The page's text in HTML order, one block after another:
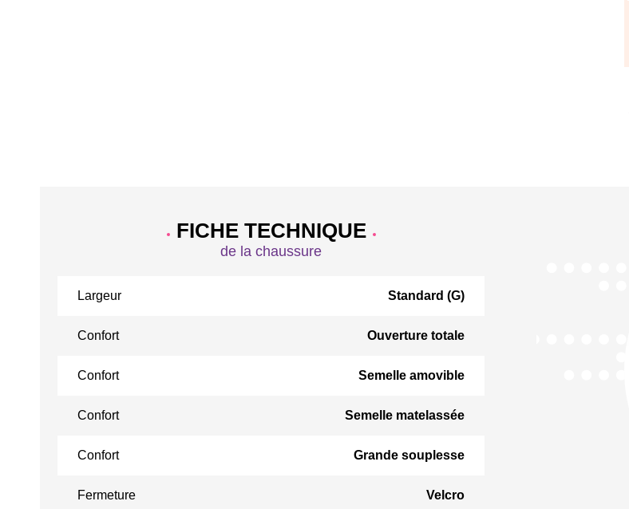
FICHE TECHNIQUE
de la chaussure
Largeur Standard (G)
Confort Ouverture totale
Confort Semelle amovible
Confort Semelle matelassée
Confort Grande souplesse
Fermeture Velcro